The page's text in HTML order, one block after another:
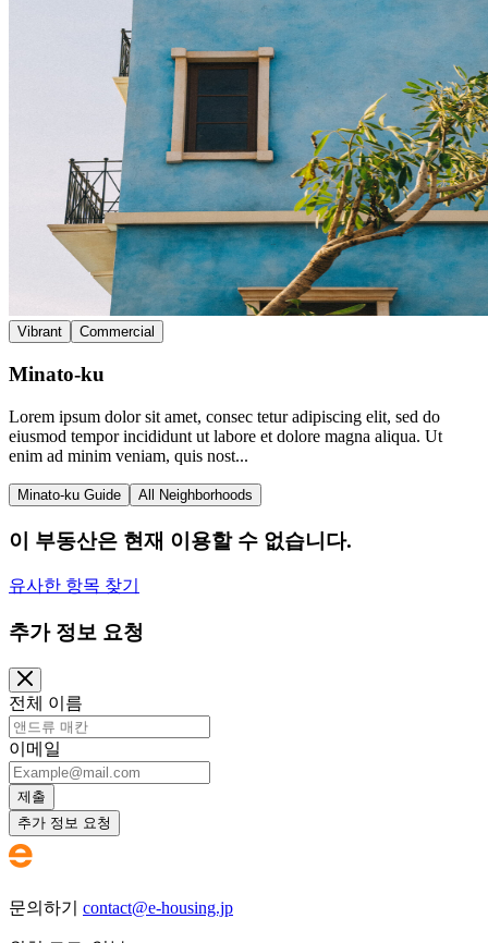
Vibrant Commercial
Minato-ku
Lorem ipsum dolor sit amet, consec tetur adipiscing elit, sed do
eiusmod tempor incididunt ut labore et dolore magna aliqua. Ut
enim ad minim veniam, quis nost...
Minato-ku Guide All Neighborhoods
이 부동산은 현재 이용할 수 없습니다.
유사한 항목 찾기
추가 정보 요청
전체 이름
이메일
제출
추가 정보 요청
문의하기 contact@e-housing.jp